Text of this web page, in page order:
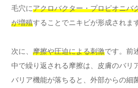
毛穴にアクロバクター・プロピオニバ
が増殖することでニキビが形成されま
次に、 摩擦や圧迫による刺激です。前
中で繰り返される摩擦は、皮膚のバリ
バリア機能が落ちると、外部からの細